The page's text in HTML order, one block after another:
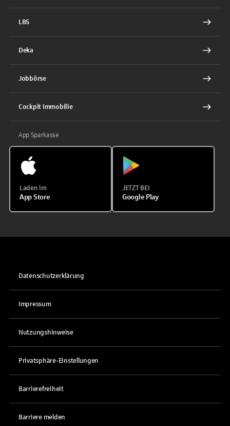
LBS
Deka
Jobbörse
Cockpit Immobilie
App Sparkasse
Laden im
App Store
JETZT BEI
Google Play
Datenschutzerklärung
Impressum
Nutzungshinweise
Privatsphäre-Einstellungen
Barrierefreiheit
Barriere melden